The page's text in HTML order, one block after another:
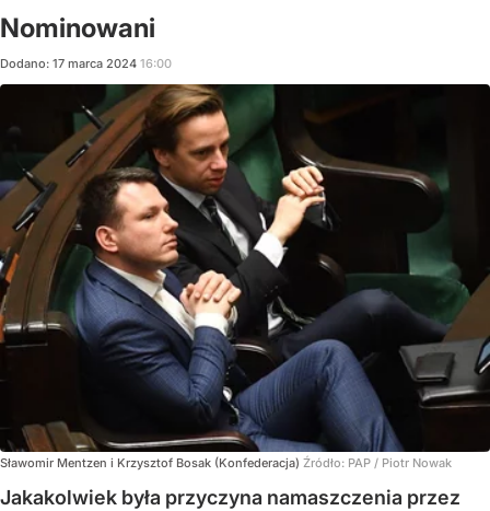
Nominowani
Dodano: 17 marca 2024 16:00
Sławomir Mentzen i Krzysztof Bosak (Konfederacja) Źródło: PAP / Piotr Nowak
Jakakolwiek była przyczyna namaszczenia przez